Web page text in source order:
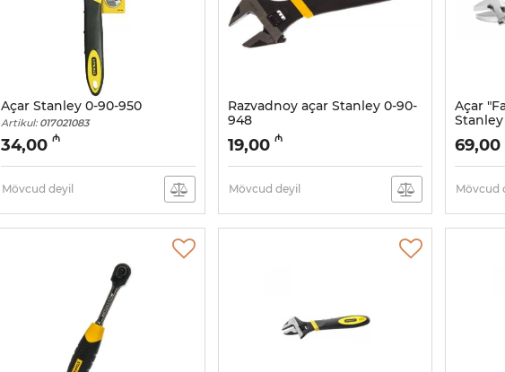
Açar Stanley 0-90-950
Artikul: 017021083
34,00 ₼
Mövcud deyil
Razvadnoy açar Stanley 0-90-
948
Artikul: 017021082
19,00 ₼
Mövcud deyil
Açar
Artikul:
69,00
Mövcud